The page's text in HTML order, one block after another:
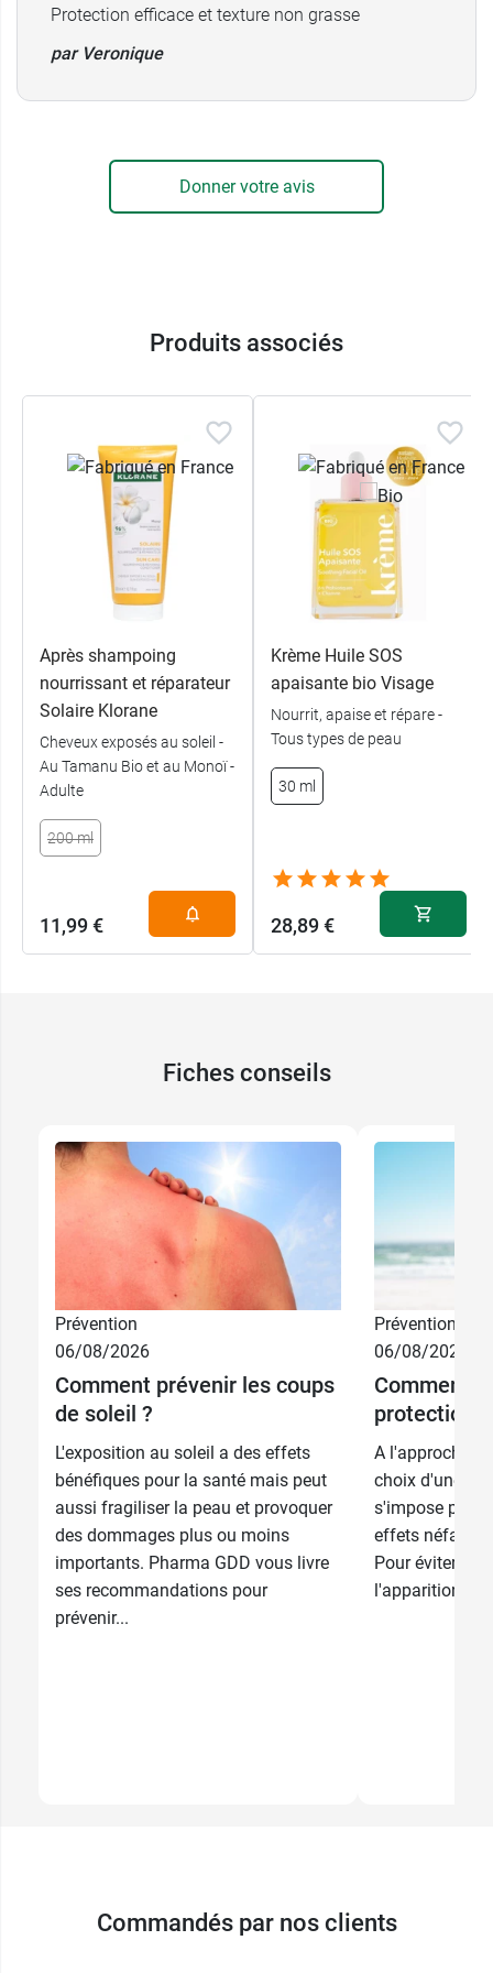
Protection efficace et texture non grasse
par Veronique
Donner votre avis
Produits associés
Après shampoing
nourrissant et réparateur
Solaire Klorane
Cheveux exposés au soleil -
Au Tamanu Bio et au Monoï -
Adulte
200 ml
11,99 €
Krème Huile SOS
apaisante bio Visage
Nourrit, apaise et répare -
Tous types de peau
30 ml
28,89 €
Fiches conseils
Prévention
06/08/2026
Comment prévenir les coups
de soleil ?
L'exposition au soleil a des effets
bénéfiques pour la santé mais peut
aussi fragiliser la peau et provoquer
des dommages plus ou moins
importants. Pharma GDD vous livre
ses recommandations pour
prévenir...
Prévention
06/08/2026
Comment
protection
A l'approche
choix d'une
s'impose pour
effets
Pour éviter les
l'apparition de
Commandés par nos clients